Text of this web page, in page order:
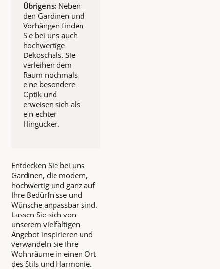
Übrigens: Neben
den Gardinen und
Vorhängen finden
Sie bei uns auch
hochwertige
Dekoschals. Sie
verleihen dem
Raum nochmals
eine besondere
Optik und
erweisen sich als
ein echter
Hingucker.
Entdecken Sie bei uns
Gardinen, die modern,
hochwertig und ganz auf
Ihre Bedürfnisse und
Wünsche anpassbar sind.
Lassen Sie sich von
unserem vielfältigen
Angebot inspirieren und
verwandeln Sie Ihre
Wohnräume in einen Ort
des Stils und Harmonie.